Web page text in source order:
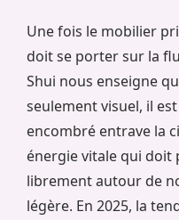
Une fois le mobilier
doit se porter sur la
Shui nous enseigne
seulement visuel, il
encombré entrave la
énergie vitale qui doit
librement autour de
légère. En 2025, la